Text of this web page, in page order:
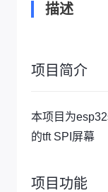
描述
项目简介
本项目为
的tft SPI屏幕
项目功能